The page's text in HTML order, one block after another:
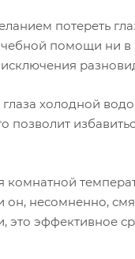
потереть
помощи ни в
холодной
комнатной
несомненно,
это эффективное